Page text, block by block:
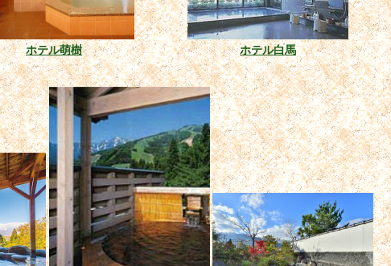
ホテル萌樹 ホテル白馬